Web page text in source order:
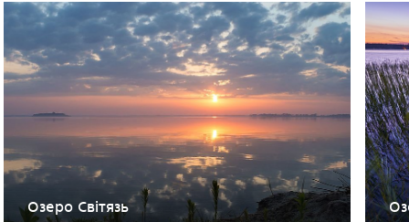
Озеро Світязь